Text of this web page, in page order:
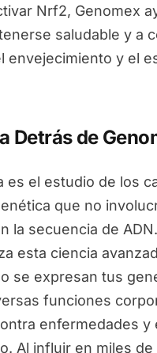
Nrf2, Genomex
saludable y a
envejecimiento y el
Detrás de
es el estudio de los
que no
la secuencia de ADN.
esta ciencia
se expresan tus
funciones
enfermedades y
Al influir en miles de